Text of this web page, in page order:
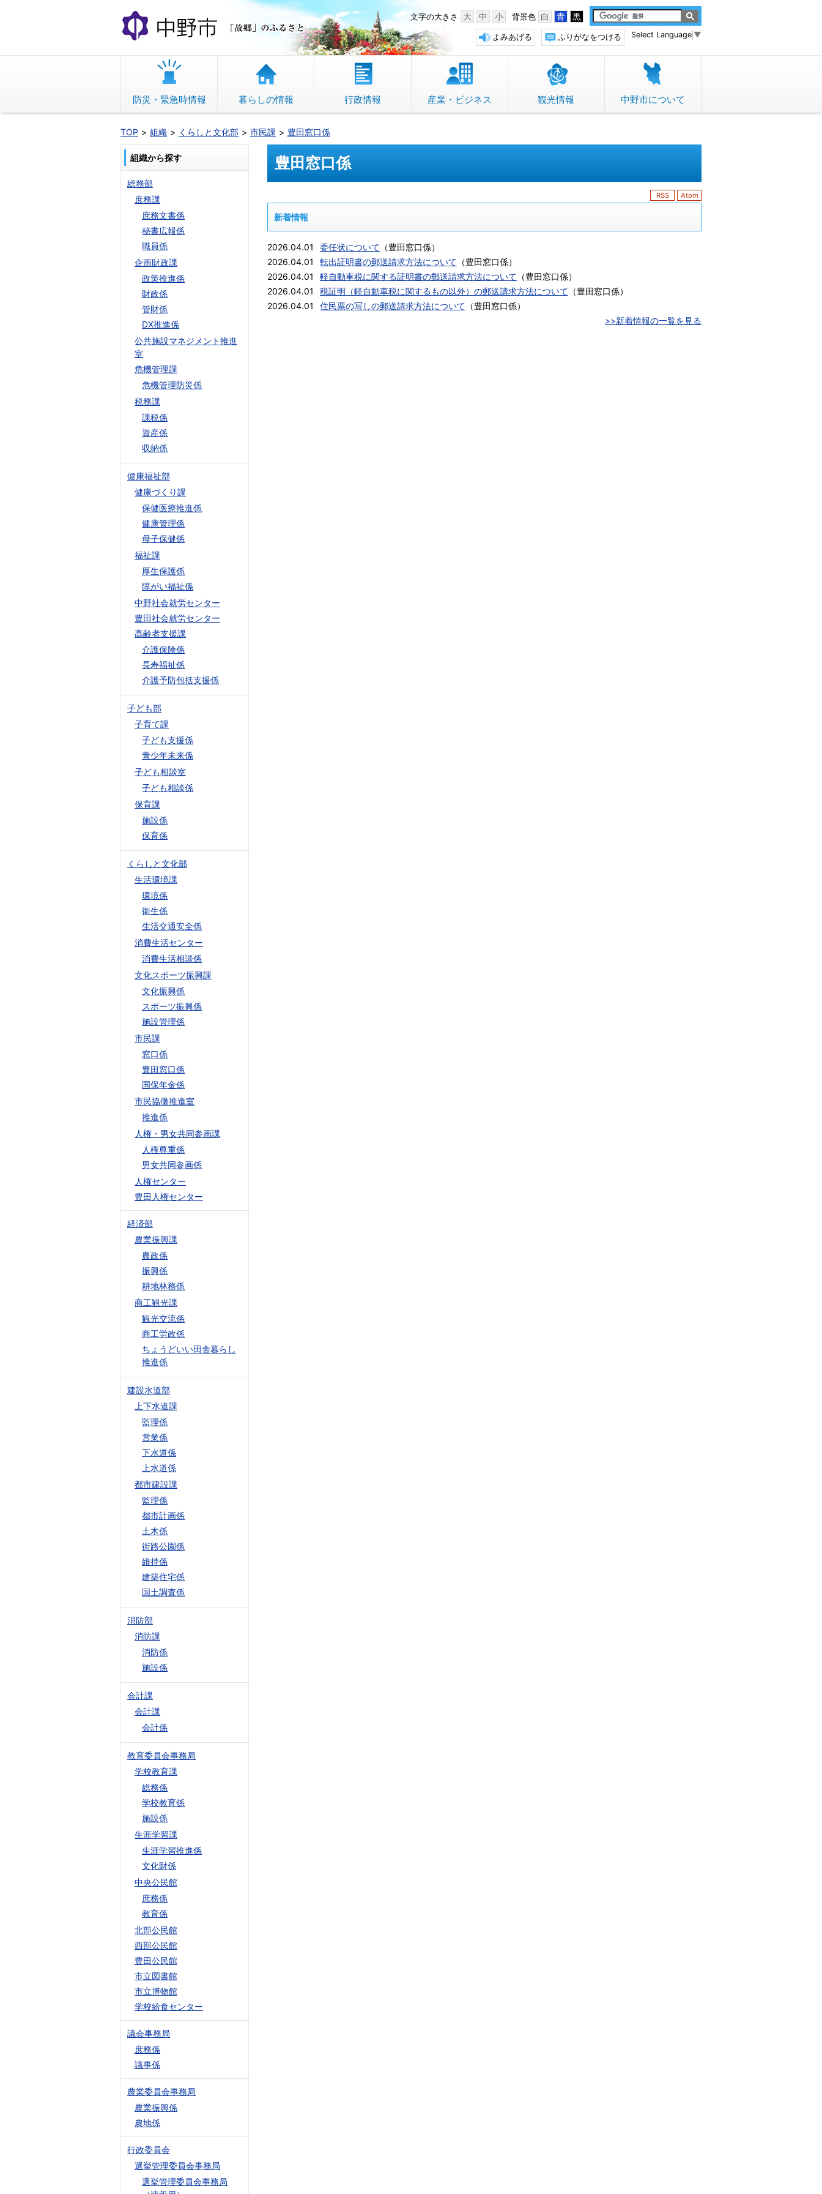
文
へ
動
中野市 「故郷」のふるさと 背景色 白 青 黒
文字の大きさ 大 中 小
Select Language ▼
ふりがなをつける
よみあげる
防災・緊急時情報 暮らしの情報 行政情報 産業・ビジネス 観光情報 中野市について
TOP 組織 くらしと文化部 市民課 豊田窓口係
豊田窓口係
RSS Atom
新着情報
2026.04.01 委任状について （豊田窓口係）
2026.04.01
転出証明書の郵送請求方法について （豊田窓口係）
2026.04.01
軽自動車税に関する証明書の郵送請求方法について （豊田窓口係）
2026.04.01
税証明（軽自動車税に関するもの以外）の郵送請求方法について （豊田窓口係）
2026.04.01
住民票の写しの郵送請求方法について （豊田窓口係）
>>新着情報の一覧を見る
組織から探す
総務部
庶務課
庶務文書係
秘書広報係
職員係
企画財政課
政策推進係
財政係
管財係
DX推進係
公共施設マネジメント推進
室
危機管理課
危機管理防災係
税務課
課税係
資産係
収納係
健康福祉部
健康づくり課
保健医療推進係
健康管理係
母子保健係
福祉課
厚生保護係
障がい福祉係
中野社会就労センター
豊田社会就労センター
高齢者支援課
介護保険係
長寿福祉係
介護予防包括支援係
子ども部
子育て課
子ども支援係
青少年未来係
子ども相談室
子ども相談係
保育課
施設係
保育係
くらしと文化部
生活環境課
環境係
衛生係
生活交通安全係
消費生活センター
消費生活相談係
文化スポーツ振興課
文化振興係
スポーツ振興係
施設管理係
市民課
窓口係
豊田窓口係
国保年金係
市民協働推進室
推進係
人権・男女共同参画課
人権尊重係
男女共同参画係
人権センター
豊田人権センター
経済部
農業振興課
農政係
振興係
耕地林務係
商工観光課
観光交流係
商工労政係
ちょうどいい田舎暮らし
推進係
建設水道部
上下水道課
監理係
営業係
下水道係
上水道係
都市建設課
監理係
都市計画係
土木係
街路公園係
維持係
建築住宅係
国土調査係
消防部
消防課
消防係
施設係
会計課
会計課
会計係
教育委員会事務局
学校教育課
総務係
学校教育係
施設係
生涯学習課
生涯学習推進係
文化財係
中央公民館
庶務係
教育係
北部公民館
西部公民館
豊田公民館
市立図書館
市立博物館
学校給食センター
議会事務局
庶務係
議事係
農業委員会事務局
農業振興係
農地係
行政委員会
選挙管理委員会事務局
選挙管理委員会事務局